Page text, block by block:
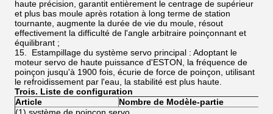
haute précision, garantit entièrement le centrage de supérieur
et plus bas moule après rotation à long terme de station
tournante, augmente la durée de vie du moule, résout
effectivement la difficulté de l'angle arbitraire poinçonnant et
équilibrant ;
15. Estampillage du système servo principal : Adoptant le
moteur servo de haute puissance d'ESTON, la fréquence de
poinçon jusqu'à 1900 fois, écurie de force de poinçon, utilisant
le refroidissement par l'eau, la stabilité est plus haute.
Trois. Liste de configuration
Article
Nombre de Modèle-partie